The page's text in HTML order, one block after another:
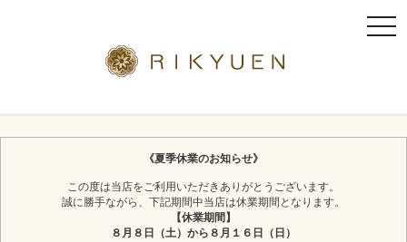
t
《夏季休業のお知らせ》
この度は当店をご利用いただきありがとうございます。
誠に勝手ながら、下記期間中当店は休業期間となります。
【休業期間】
８月８日（土）から８月１６日（日）